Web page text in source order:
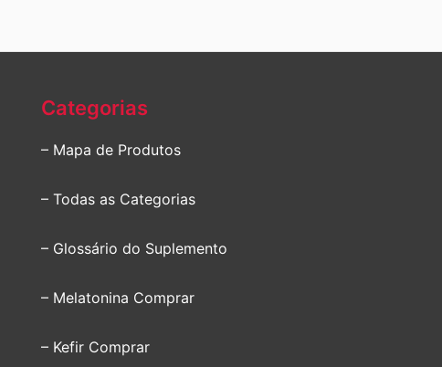
Categorias
– Mapa de Produtos
– Todas as Categorias
– Glossário do Suplemento
– Melatonina Comprar
– Kefir Comprar